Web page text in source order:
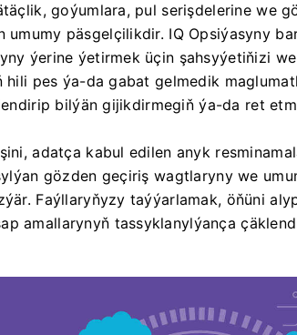
goýumlara, pul serişdelerine we
umumy päsgelçilikdir. IQ Opsiýasyny
ýerine ýetirmek üçin şahsyýetiňizi
hili pes ýa-da gabat gelmedik
bilýän gijikdirmegiň ýa-da ret
adatça kabul edilen anyk
gözden geçiriş wagtlaryny we
Faýllaryňyzy taýýarlamak, öňüni
amallarynyň tassyklanylýança